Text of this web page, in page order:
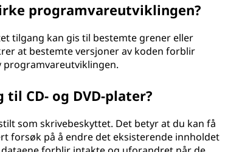
programvareutviklingen?
tilgang kan gis til bestemte grener eller
at bestemte versjoner av koden forblir
programvareutviklingen.
CD- og DVD-plater?
som skrivebeskyttet. Det betyr at du kan få
forsøk på å endre det eksisterende innholdet